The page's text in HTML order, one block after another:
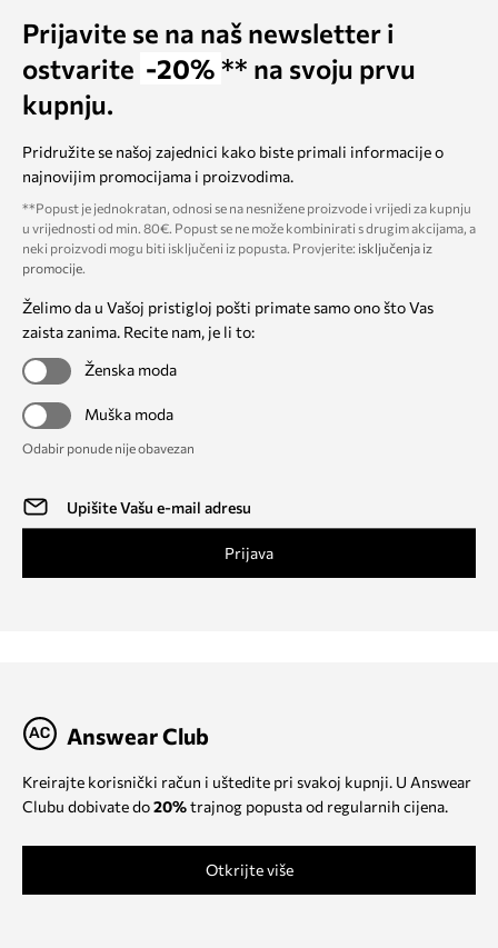
Prijavite se na naš newsletter i
ostvarite -20% ** na svoju prvu
kupnju.
Pridružite se našoj zajednici kako biste primali informacije o
najnovijim promocijama i proizvodima.
**Popust je jednokratan, odnosi se na nesnižene proizvode i vrijedi za kupnju
u vrijednosti od min. 80€. Popust se ne može kombinirati s drugim akcijama, a
neki proizvodi mogu biti isključeni iz popusta. Provjerite: isključenja iz
promocije.
Želimo da u Vašoj pristigloj pošti primate samo ono što Vas
zaista zanima. Recite nam, je li to:
Ženska moda
Muška moda
Odabir ponude nije obavezan
Prijava
Answear Club
Kreirajte korisnički račun i uštedite pri svakoj kupnji. U Answear
Clubu dobivate do20%trajnog popusta od regularnih cijena.
Otkrijte više